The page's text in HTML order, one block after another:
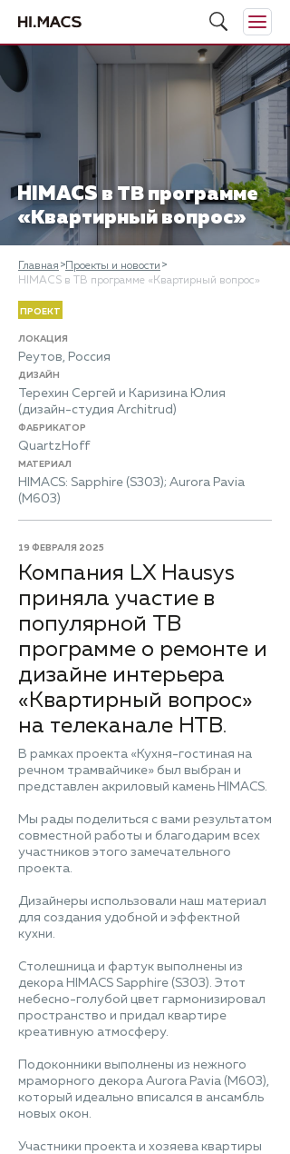
HIMACS в ТВ программе
«Квартирный вопрос»
Главная
Проекты и новости
HIMACS в ТВ программе «Квартирный вопрос»
ПРОЕКТ
ЛОКАЦИЯ
Реутов, Россия
ДИЗАЙН
Терехин Сергей и Каризина Юлия
(дизайн-студия Architrud)
ФАБРИКАТОР
QuartzHoff
МАТЕРИАЛ
HIMACS: Sapphire (S303); Aurora Pavia
(M603)
19 ФЕВРАЛЯ 2025
Компания LX Hausys
приняла участие в
популярной ТВ
программе о ремонте и
дизайне интерьера
«Квартирный вопрос»
на телеканале НТВ.
В рамках проекта «Кухня-гостиная на
речном трамвайчике» был выбран и
представлен акриловый камень HIMACS.
Мы рады поделиться с вами результатом
совместной работы и благодарим всех
участников этого замечательного
проекта.
Дизайнеры использовали наш материал
для создания удобной и эффектной
кухни.
Столешница и фартук выполнены из
декора HIMACS Sapphire (S303). Этот
небесно-голубой цвет гармонизировал
пространство и придал квартире
креативную атмосферу.
Подоконники выполнены из нежного
мраморного декора Aurora Pavia (M603),
который идеально вписался в ансамбль
новых окон.
Участники проекта и хозяева квартиры